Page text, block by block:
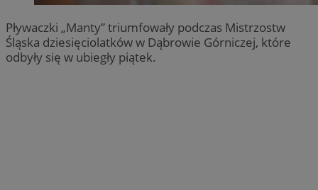
Pływaczki „Manty” triumfowały podczas Mistrzostw
Śląska dziesięciolatków w Dąbrowie Górniczej, które
odbyły się w ubiegły piątek.